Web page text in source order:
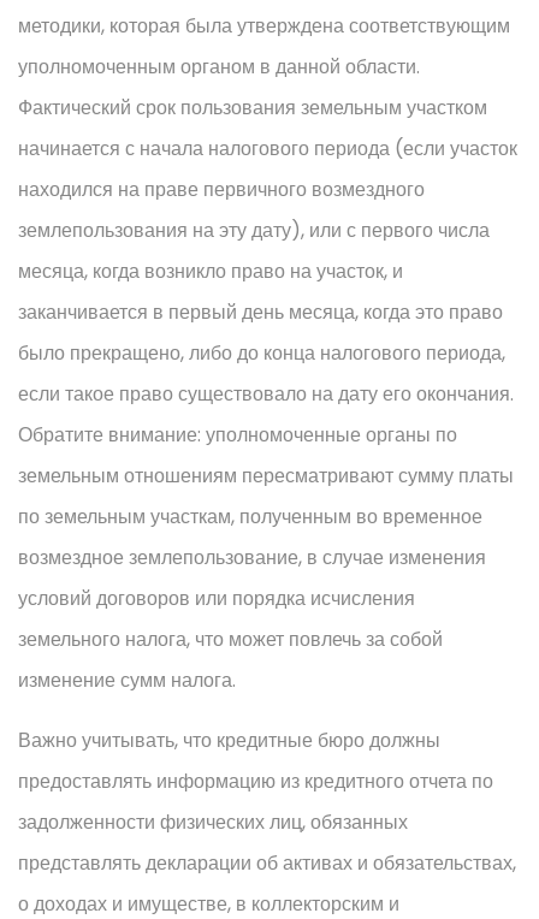
методики, которая была утверждена соответствующим
уполномоченным органом в данной области.
Фактический срок пользования земельным участком
начинается с начала налогового периода (если участок
находился на праве первичного возмездного
землепользования на эту дату), или с первого числа
месяца, когда возникло право на участок, и
заканчивается в первый день месяца, когда это право
было прекращено, либо до конца налогового периода,
если такое право существовало на дату его окончания.
Обратите внимание: уполномоченные органы по
земельным отношениям пересматривают сумму платы
по земельным участкам, полученным во временное
возмездное землепользование, в случае изменения
условий договоров или порядка исчисления
земельного налога, что может повлечь за собой
изменение сумм налога.
Важно учитывать, что кредитные бюро должны
предоставлять информацию из кредитного отчета по
задолженности физических лиц, обязанных
представлять декларации об активах и обязательствах,
о доходах и имуществе, в коллекторским и